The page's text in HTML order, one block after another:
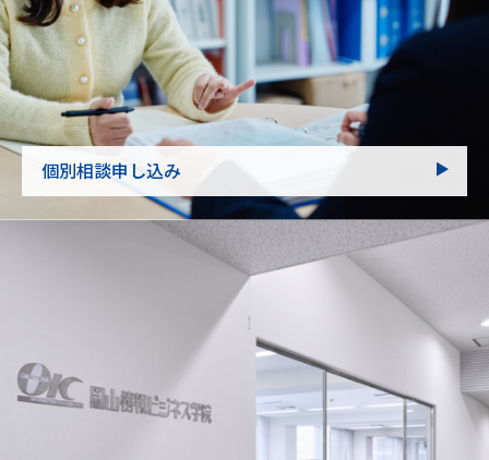
個別相談申し込み